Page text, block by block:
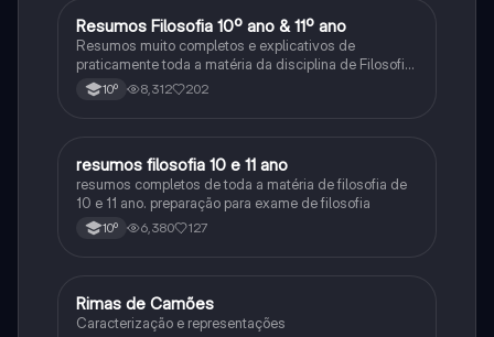
Filosofia
Resumos Filosofia 10º ano & 11º ano
Resumos muito completos e explicativos de
praticamente toda a matéria da disciplina de Filosofia
10º 8,312 202
Filosofia
resumos filosofia 10 e 11 ano
resumos completos de toda a matéria de filosofia de
10 e 11 ano. preparação para exame de filosofia
10º 6,380 127
Português
Rimas de Camões
Caracterização e representações